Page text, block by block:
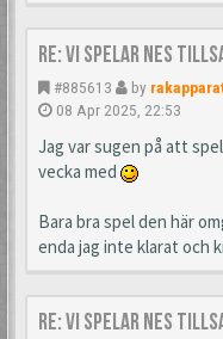
Re: Vi spelar NES
#885613 by
08 Apr 2025, 22:53
Jag var sugen på att
vecka med
Bara bra spel den här
enda jag inte klarat och
Re: Vi spelar NES